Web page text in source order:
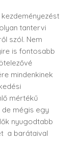
tantervi
szól. Nem
is fontosabb
mindenkinek
mértékű
de mégis egy
nyugodtabb
a barátaival